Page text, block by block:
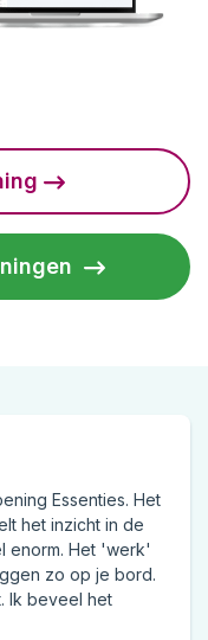
Essenties. Het
het inzicht in de
enorm. Het 'werk'
zo op je bord.
Ik beveel het